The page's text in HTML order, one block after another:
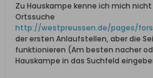
Zu Hauskampe kenne ich mich
Ortssuche
http://westpreussen.de/pages/
der ersten Anlaufstellen, aber die
funktionieren (Am besten nacher
Hauskampe in das Suchfeld